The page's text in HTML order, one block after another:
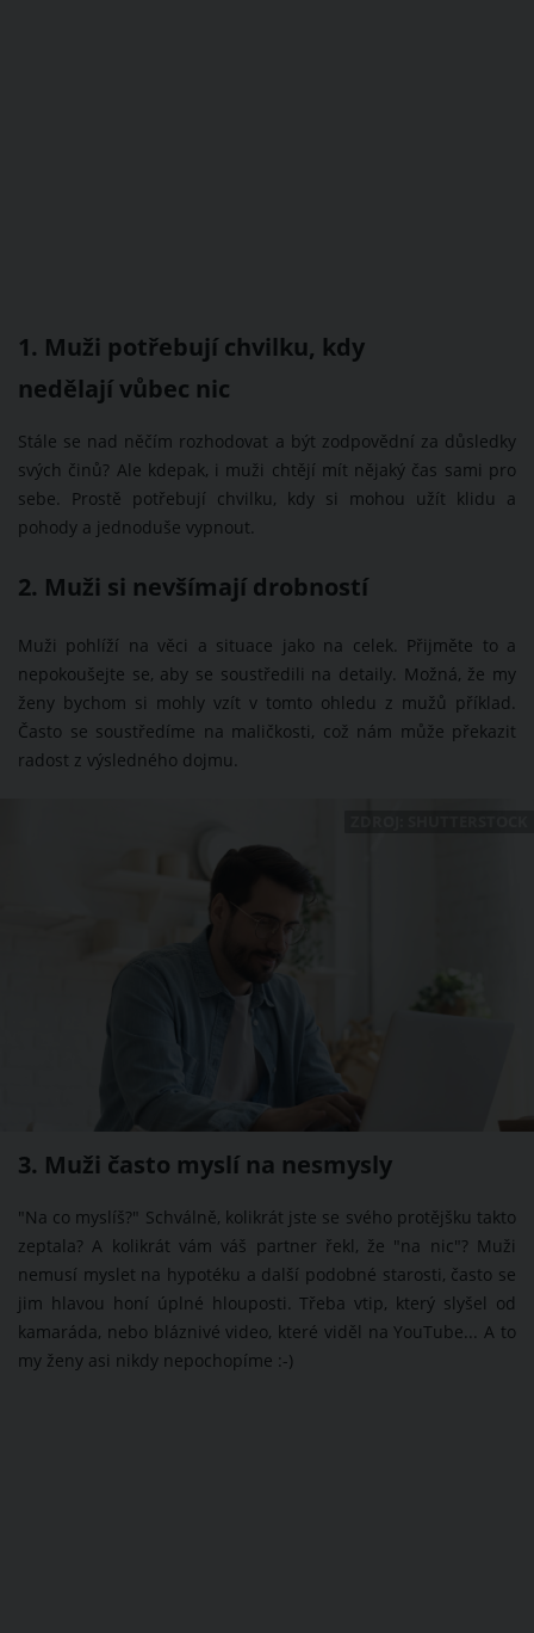
1. Muži potřebují chvilku, kdy
nedělají vůbec nic
Stále se nad něčím rozhodovat a být zodpovědní za důsledky
svých činů? Ale kdepak, i muži chtějí mít nějaký čas sami pro
sebe. Prostě potřebují chvilku, kdy si mohou užít klidu a
pohody a jednoduše vypnout.
2. Muži si nevšímají drobností
Muži pohlíží na věci a situace jako na celek. Přijměte to a
nepokoušejte se, aby se soustředili na detaily. Možná, že my
ženy bychom si mohly vzít v tomto ohledu z mužů příklad.
Často se soustředíme na maličkosti, což nám může překazit
radost z výsledného dojmu.
3. Muži často myslí na nesmysly
"Na co myslíš?" Schválně, kolikrát jste se svého protějšku takto
zeptala? A kolikrát vám váš partner řekl, že "na nic"? Muži
nemusí myslet na hypotéku a další podobné starosti, často se
jim hlavou honí úplné hlouposti. Třeba vtip, který slyšel od
kamaráda, nebo bláznivé video, které viděl na YouTube... A to
my ženy asi nikdy nepochopíme :-)